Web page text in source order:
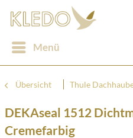
Menü
Übersicht Thule
DEKAseal 1512
Cremefarbig